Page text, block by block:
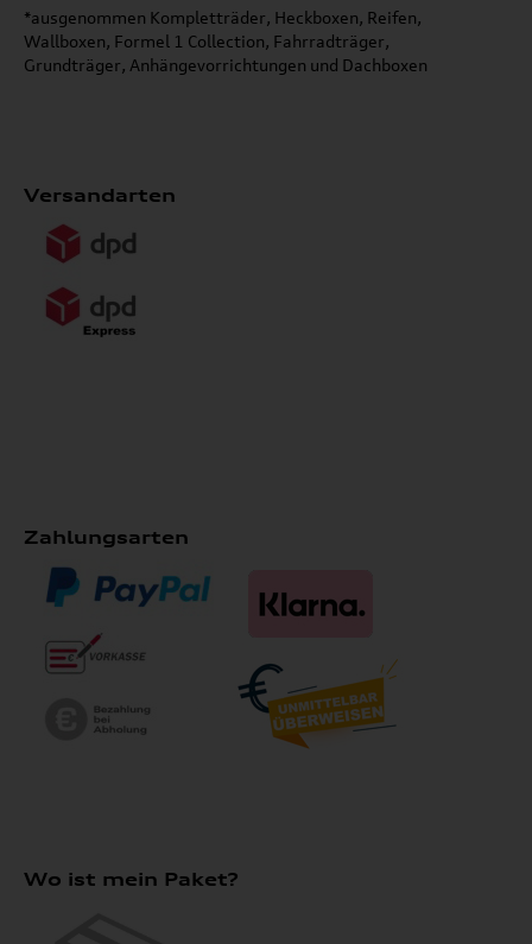
*ausgenommen Kompletträder, Heckboxen, Reifen,
Wallboxen, Formel 1 Collection, Fahrradträger,
Grundträger, Anhängevorrichtungen und Dachboxen
Versandarten
Zahlungsarten
Wo ist mein Paket?